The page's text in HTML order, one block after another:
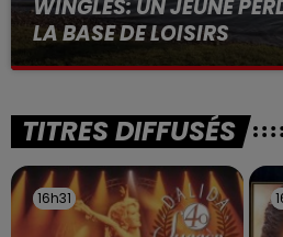
WINGLES: UN JEUNE
LA BASE DE LOISIRS
La victime a coulé à pic
TITRES DIFFUSÉS
16h31
16h31